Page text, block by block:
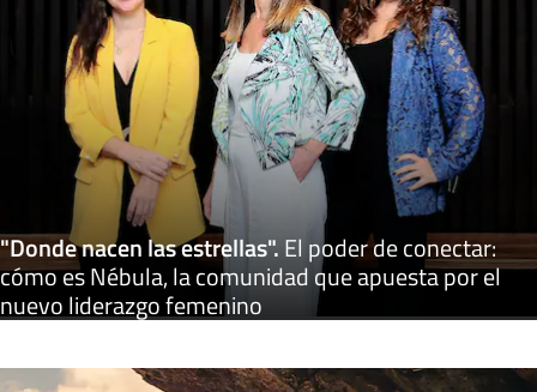
"Donde nacen las estrellas".El poder de conectar:
cómo es Nébula, la comunidad que apuesta por el
nuevo liderazgo femenino